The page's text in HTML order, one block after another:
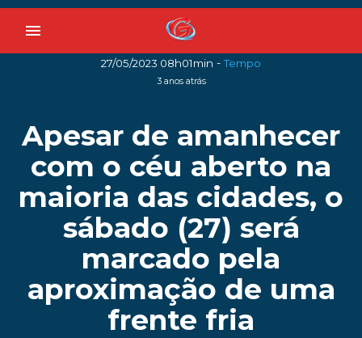
menu
27/05/2023 08h01min -Tempo
3 anos atrás
Apesar de amanhecer
com o céu aberto na
maioria das cidades, o
sábado (27) será
marcado pela
aproximação de uma
frente fria